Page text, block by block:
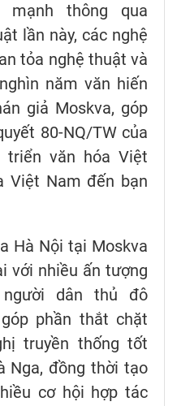
mạnh thông qua
lần này, các nghệ
tỏa nghệ thuật và
năm văn hiến
giả Moskva, góp
80-NQ/TW của
triển văn hóa Việt
Việt Nam đến bạn
Hà Nội tại Moskva
với nhiều ấn tượng
dân thủ đô
phần thắt chặt
truyền thống tốt
Nga, đồng thời tạo
cơ hội hợp tác